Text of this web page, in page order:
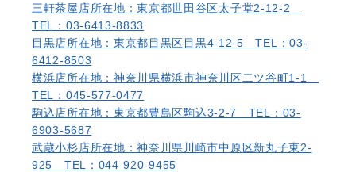
三軒茶屋店所在地：東京都世田谷区太子堂2-12-2
TEL：03-6413-8833
目黒店所在地：東京都目黒区目黒4-12-5 TEL：03-
6412-8503
横浜店所在地：神奈川県横浜市神奈川区二ツ谷町1-1
TEL：045-577-0477
駒込店所在地：東京都豊島区駒込3-2-7 TEL：03-
6903-5687
武蔵小杉店所在地：神奈川県川崎市中原区新丸子東2-
925 TEL：044-920-9455